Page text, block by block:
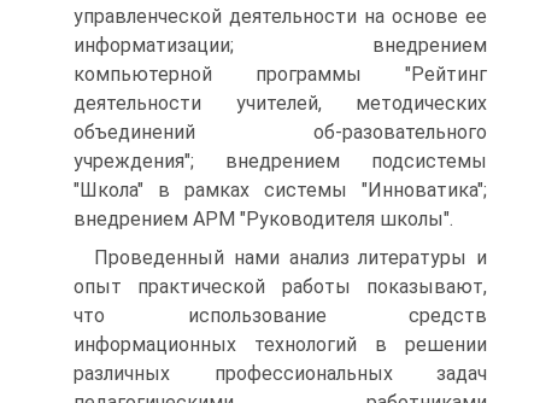
управленческой деятельности на основе ее
информатизации; внедрением
компьютерной программы "Рейтинг
деятельности учителей, методических
объединений об-разовательного
учреждения"; внедрением подсистемы
"Школа" в рамках системы "Инноватика";
внедрением АРМ "Руководителя школы".
Проведенный нами анализ литературы и
опыт практической работы показывают,
что использование средств
информационных технологий в решении
различных профессиональных задач